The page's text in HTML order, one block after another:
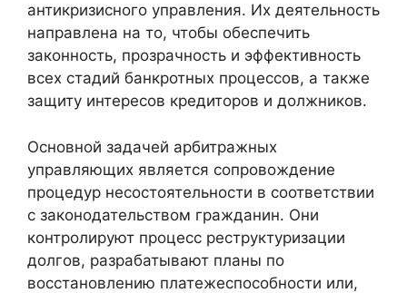
антикризисного управления. Их деятельность
направлена на то, чтобы обеспечить
законность, прозрачность и эффективность
всех стадий банкротных процессов, а также
защиту интересов кредиторов и должников.
Основной задачей арбитражных
управляющих является сопровождение
процедур несостоятельности в соответствии
с законодательством гражданин. Они
контролируют процесс реструктуризации
долгов, разрабатывают планы по
восстановлению платежеспособности или,